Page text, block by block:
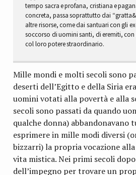
tempo sacra e profana, cristiana e
concreta, passa soprattutto dai
altre risorse, come dai santuari con gli
soccorso di uomini santi, di eremiti, con
col loro potere straordinario.
Mille mondi e molti secoli sono
deserti dell’Egitto e della Siria
uomini votati alla povertà e alla
secoli sono passati da quando
qualche donna)
esprimere in mille modi diversi
bizzarri) la propria vocazione
vita mistica. Nei primi secoli
dell’impegno per trovare un